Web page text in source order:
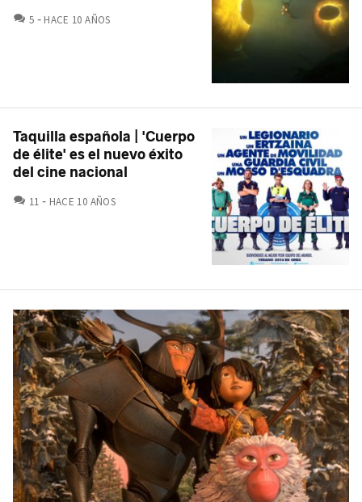
5 COMENTARIOS
HACE 10 AÑOS
Taquilla española | 'Cuerpo
de élite' es el nuevo éxito
del cine nacional
11 COMENTARIOS
HACE 10 AÑOS